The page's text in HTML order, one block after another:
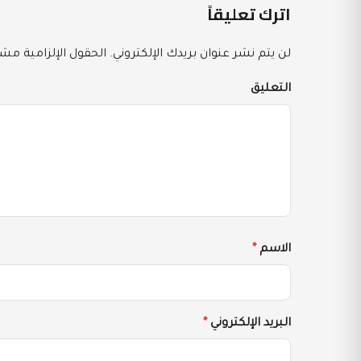
اترك تعليقاً
لن يتم نشر عنوان بريدك الإلكتروني. الحقول الإلزامية
التعليق
الاسم *
البريد الإلكتروني *